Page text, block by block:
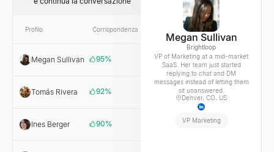
Profilo Corrispondenza Azienda
Megan Sullivan 95% Brightloop
Tomás Rivera 92%
Ines Berger 90%
Megan Sullivan
Brightloop
VP of Marketing at a mid-market
SaaS. Her team just started
replying to chat and DM
messages instead of letting them
sit unanswered.
Denver, CO, US
VP Marketing